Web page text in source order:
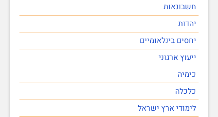
חשבונאות
יהדות
יחסים בינלאומיים
ייעוץ ארגוני
כימיה
כלכלה
לימודי ארץ ישראל